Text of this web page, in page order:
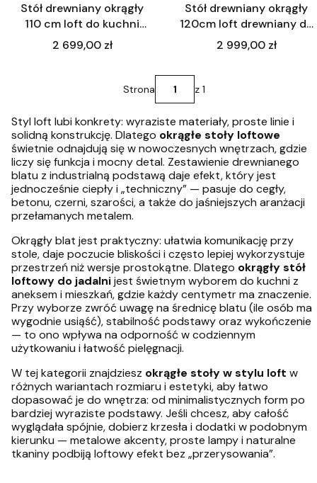
Stół drewniany okrągły
110 cm loft do kuchni
czarny
Cena
2 699,00 zł
Stół drewniany okrągły
120cm loft drewniany do
kuchni czarny
Cena
2 999,00 zł
Strona z 1
Styl loft lubi konkrety: wyraziste materiały, proste linie i
solidną konstrukcję. Dlatego okrągłe stoły loftowe
świetnie odnajdują się w nowoczesnych wnętrzach, gdzie
liczy się funkcja i mocny detal. Zestawienie drewnianego
blatu z industrialną podstawą daje efekt, który jest
jednocześnie ciepły i „techniczny” — pasuje do cegły,
betonu, czerni, szarości, a także do jaśniejszych aranżacji
przełamanych metalem.
Okrągły blat jest praktyczny: ułatwia komunikację przy
stole, daje poczucie bliskości i często lepiej wykorzystuje
przestrzeń niż wersje prostokątne. Dlatego okrągły stół
loftowy do jadalnijest świetnym wyborem do kuchni z
aneksem i mieszkań, gdzie każdy centymetr ma znaczenie.
Przy wyborze zwróć uwagę na średnicę blatu (ile osób ma
wygodnie usiąść), stabilność podstawy oraz wykończenie
— to ono wpływa na odporność w codziennym
użytkowaniu i łatwość pielęgnacji.
W tej kategorii znajdziesz okrągłe stoły w stylu loft w
różnych wariantach rozmiaru i estetyki, aby łatwo
dopasować je do wnętrza: od minimalistycznych form po
bardziej wyraziste podstawy. Jeśli chcesz, aby całość
wyglądała spójnie, dobierz krzesła i dodatki w podobnym
kierunku — metalowe akcenty, proste lampy i naturalne
tkaniny podbiją loftowy efekt bez „przerysowania”.